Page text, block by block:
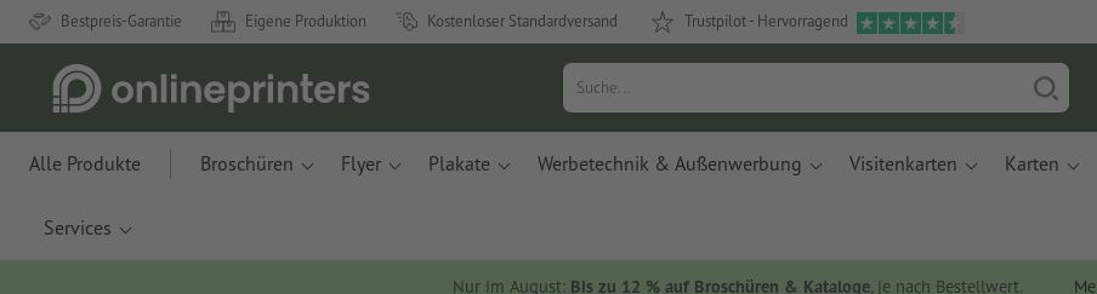
Bestpreis-Garantie Eigene Produktion Kostenloser Standardversand Trustpilot - Hervorragend
Alle Produkte Broschüren Flyer Plakate Werbetechnik & Außenwerbung Visitenkarten Karten
Services
Nur im August: Bis zu 12 % auf Broschüren & Kataloge, je nach Bestellwert.